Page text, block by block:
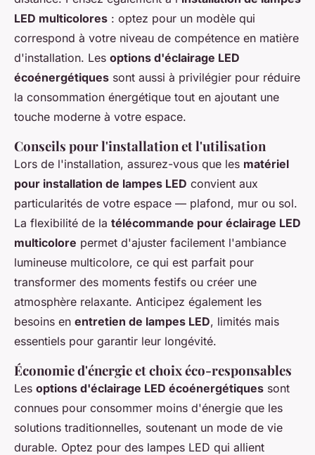
LED multicolores : optez pour un modèle qui
correspond à votre niveau de compétence en matière
d'installation. Les options d'éclairage LED
écoénergétiques sont aussi à privilégier pour réduire
la consommation énergétique tout en ajoutant une
touche moderne à votre espace.
Conseils pour l'installation et l'utilisation
Lors de l'installation, assurez-vous que les matériel
pour installation de lampes LED convient aux
particularités de votre espace — plafond, mur ou sol.
La flexibilité de la télécommande pour éclairage LED
multicolore permet d'ajuster facilement l'ambiance
lumineuse multicolore, ce qui est parfait pour
transformer des moments festifs ou créer une
atmosphère relaxante. Anticipez également les
besoins en entretien de lampes LED, limités mais
essentiels pour garantir leur longévité.
Économie d'énergie et choix éco-responsables
Les options d'éclairage LED écoénergétiques sont
connues pour consommer moins d'énergie que les
solutions traditionnelles, soutenant un mode de vie
durable. Optez pour des lampes LED qui allient